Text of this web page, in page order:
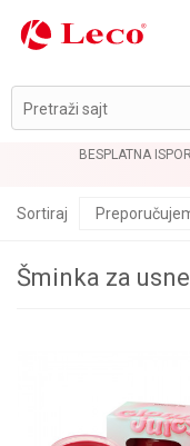
Pretraži sajt
Šminka za usne
Sortiraj